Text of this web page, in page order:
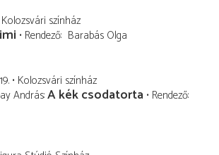
Kolozsvári színház
Rendező Barabás Olga
Kolozsvári színház
AndrásA kék csodatorta Rendező